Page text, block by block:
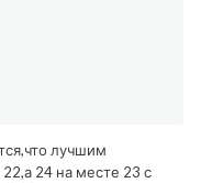
лучшим
24 на месте 23 с